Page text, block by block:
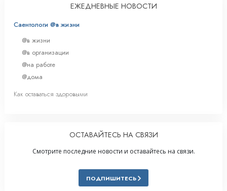
ЕЖЕДНЕВНЫЕ НОВОСТИ
Саентологи @в жизни
@в жизни
@в организации
@на работе
@дома
Как оставаться здоровыми
ОСТАВАЙТЕСЬ НА СВЯЗИ
Смотрите последние новости и оставайтесь на связи.
ПОДПИШИТЕСЬ